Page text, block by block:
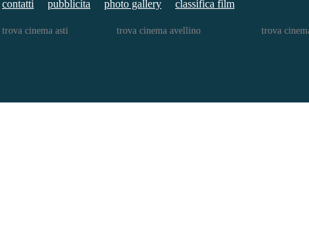
contatti pubblicita photo gallery classifica film
trova cinema asti trova cinema avellino trova